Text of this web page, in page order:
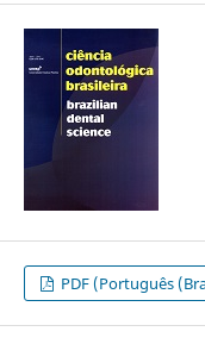
PDF (Português